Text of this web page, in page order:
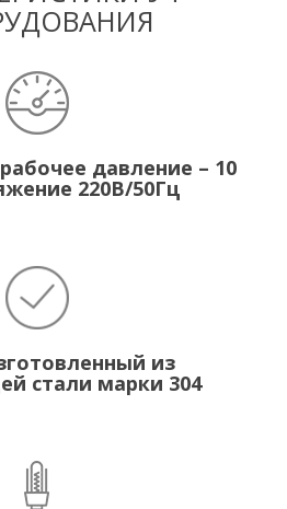
давление – 10
220В/50Гц
из
стали марки 304